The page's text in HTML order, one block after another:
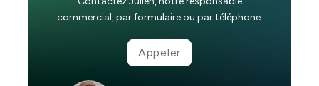
commercial, par formulaire ou par téléphone.
Appeler